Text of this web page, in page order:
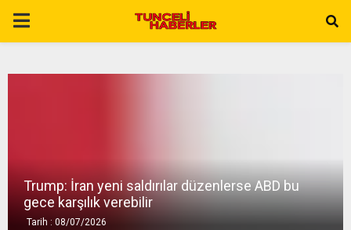
P
ATrump: İran yeni saldırılar düzenlerse ABD bu
gece karşılık verebilir
Tarih : 08/07/2026